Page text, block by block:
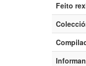
Feito